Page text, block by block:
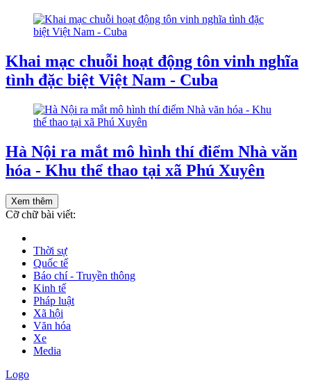
Khai mạc chuỗi hoạt động tôn vinh nghĩa
tình đặc biệt Việt Nam - Cuba
Hà Nội ra mắt mô hình thí điểm Nhà văn
hóa - Khu thể thao tại xã Phú Xuyên
Xem thêm
Cỡ chữ bài viết:
Thời sự
Quốc tế
Báo chí - Truyền thông
Kinh tế
Pháp luật
Xã hội
Văn hóa
Xe
Media
Logo